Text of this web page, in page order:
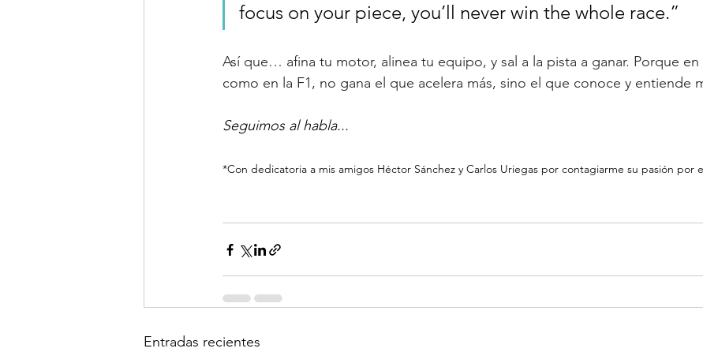
focus on your piece, you’ll never win the whole race.”
Así que… afina tu motor, alinea tu equipo, y sal a la pista a ganar. Porque
como en la F1, no gana el que acelera más, sino el que conoce y entiende
Seguimos al habla...
*Con dedicatoria a mis amigos Héctor Sánchez y Carlos Uriegas por contagiarme su pasión por
Entradas recientes